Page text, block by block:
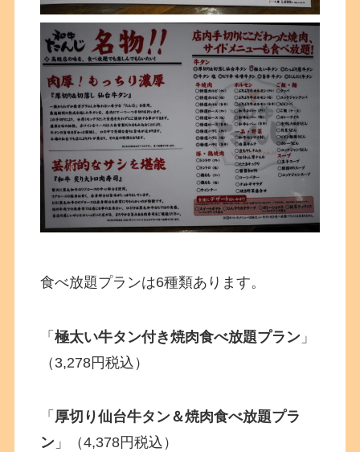
食べ放題プランは6種類あります。
「極太い牛タン付き焼肉食べ放題プラン 」
（3,278円税込）
「 厚切り仙台牛タン＆焼肉食べ放題プラ
ン 」（4,378円税込）